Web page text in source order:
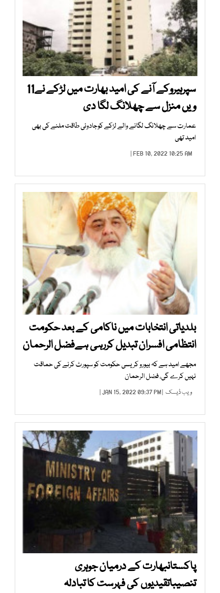
سپرہیروکے آنے کی امید بھارت میں لڑکے نے11
ویں منزل سے چھلانگ لگا دی
عمارت سے چھلانگ لگانے والے لڑکے کوجادوئی طاقت ملنے کی بھی
امید تھی
FEB 10, 2022 10:25 AM |
بلدیاتی انتخابات میں ناکامی کے بعد حکومت
انتظامی افسران تبدیل کررہی ہےفضل الرحمان
مجھے امید ہے کہ بیورو کریسی حکومت کو سپورٹ کرنے کی حماقت
نہیں کرے گی، فضل الرحمان
ویب ڈیسک | JAN 15, 2022 09:37 PM |
پاکستانبھارت کے درمیان جوہری
تنصیباتقیدیوں کی فہرست کا تبادلہ